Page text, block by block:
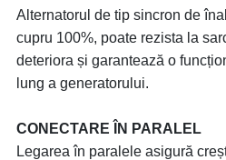
Alternatorul de tip sincron de
cupru 100%, poate rezista la
deteriora și garantează o
lung a generatorului.
CONECTARE ÎN PARALEL
Legarea în paralele asigură